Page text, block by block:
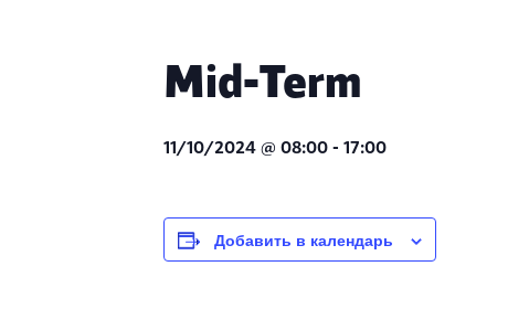
Mid-Term
11/10/2024 @ 08:00 - 17:00
Добавить в календарь